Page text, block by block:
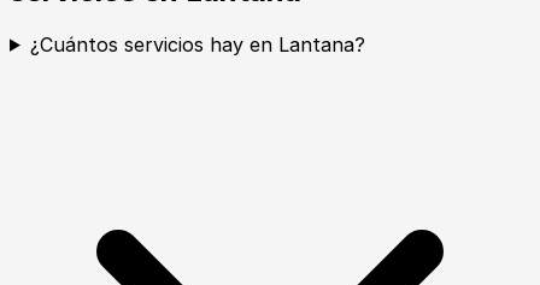
¿Cuántos servicios hay en Lantana?